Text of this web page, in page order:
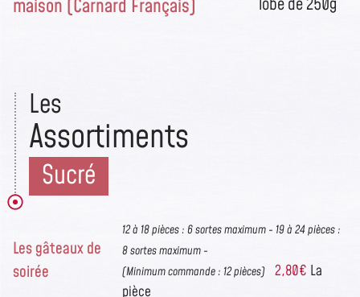
maison (Carnard Français)
lobe de 250g
Les
Assortiments
Sucré​
Les gâteaux de
soirée
12 à 18 pièces : 6 sortes maximum - 19 à 24 pièces :
8 sortes maximum -
(Minimum commande : 12 pièces) 2,80€ La
pièce